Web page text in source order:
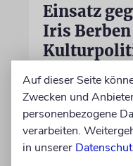
Einsatz
Iris
Die
Kamera, sondern
ehrenamtlich.
diese Leistung
Laudator
Auf dieser Seite
Zwecken und
personenbezogene
verarbeiten.
in unserer